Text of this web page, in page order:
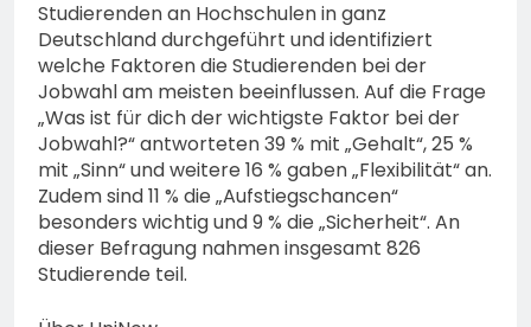
Studierenden an Hochschulen in ganz
Deutschland durchgeführt und identifiziert
welche Faktoren die Studierenden bei der
Jobwahl am meisten beeinflussen. Auf die Frage
„Was ist für dich der wichtigste Faktor bei der
Jobwahl?“ antworteten 39 % mit „Gehalt“, 25 %
mit „Sinn“ und weitere 16 % gaben „Flexibilität“ an.
Zudem sind 11 % die „Aufstiegschancen“
besonders wichtig und 9 % die „Sicherheit“. An
dieser Befragung nahmen insgesamt 826
Studierende teil.